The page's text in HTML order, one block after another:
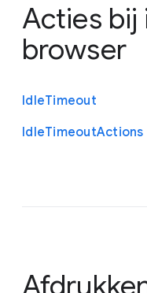
Acties bij
browser
IdleTimeout
IdleTimeoutActions